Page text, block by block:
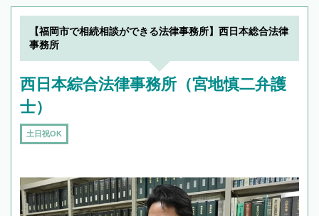
【福岡市で相続相談ができる法律事務所】西日本総合法律
事務所
西日本綜合法律事務所（宮地慎二弁護
士）
土日祝OK